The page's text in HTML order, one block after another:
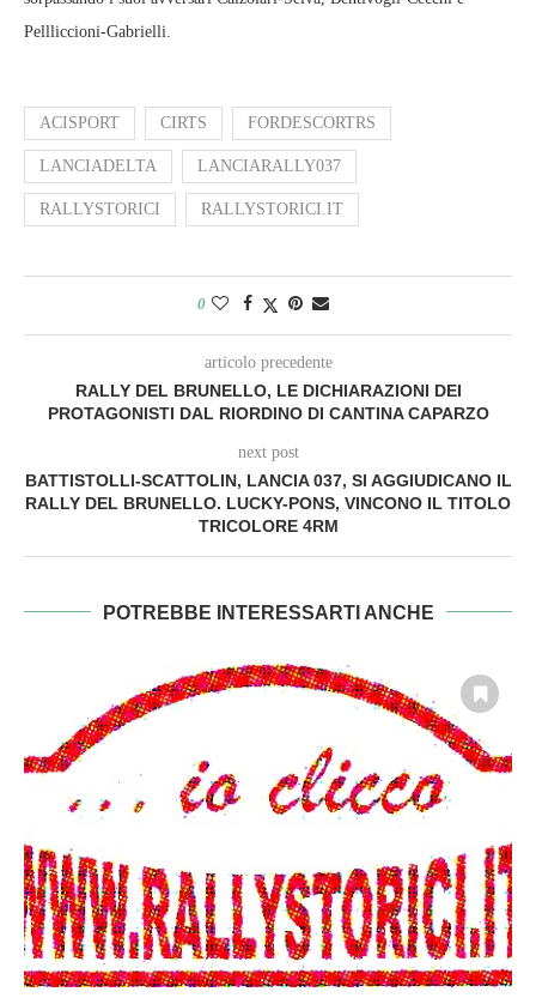
Pellliccioni-Gabrielli.
ACISPORT CIRTS FORDESCORTRS
LANCIADELTA LANCIARALLY037
RALLYSTORICI RALLYSTORICI.IT
0
articolo precedente
RALLY DEL BRUNELLO, LE DICHIARAZIONI DEI
PROTAGONISTI DAL RIORDINO DI CANTINA CAPARZO
next post
BATTISTOLLI-SCATTOLIN, LANCIA 037, SI AGGIUDICANO IL
RALLY DEL BRUNELLO. LUCKY-PONS, VINCONO IL TITOLO
TRICOLORE 4RM
POTREBBE INTERESSARTI ANCHE